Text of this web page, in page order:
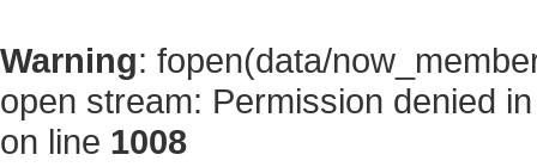
Warning: fopen(data/
open stream: Permission denied
on line 1008